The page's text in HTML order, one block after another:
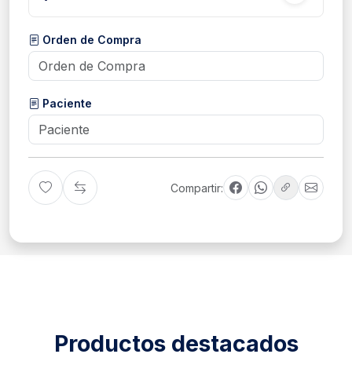
Orden de Compra
Paciente
Compartir:
Productos destacados